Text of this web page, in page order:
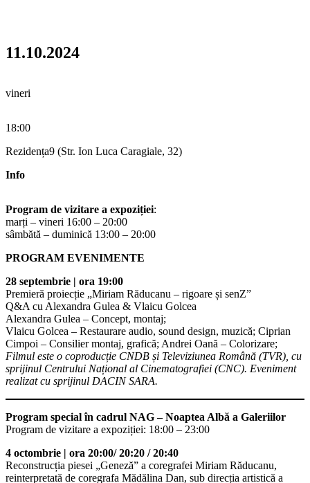
11.10.2024
vineri
18:00
Rezidența9 (Str. Ion Luca Caragiale, 32)
Info
Program de vizitare a expoziției:
marți – vineri 16:00 – 20:00
sâmbătă – duminică 13:00 – 20:00
PROGRAM EVENIMENTE
28 septembrie | ora 19:00
Premieră proiecție „Miriam Răducanu – rigoare și senZ”
Q&A cu Alexandra Gulea & Vlaicu Golcea
Alexandra Gulea – Concept, montaj;
Vlaicu Golcea – Restaurare audio, sound design, muzică; Ciprian
Cimpoi – Consilier montaj, grafică; Andrei Oană – Colorizare;
Filmul este o coproducție CNDB și Televiziunea Română (TVR), cu
sprijinul Centrului Național al Cinematografiei (CNC). Eveniment
realizat cu sprijinul DACIN SARA.
Program special în cadrul NAG – Noaptea Albă a Galeriilor
Program de vizitare a expoziției: 18:00 – 23:00
4 octombrie | ora 20:00/ 20:20 / 20:40
Reconstrucția piesei „Geneză” a coregrafei Miriam Răducanu,
reinterpretată de coregrafa Mădălina Dan, sub direcția artistică a